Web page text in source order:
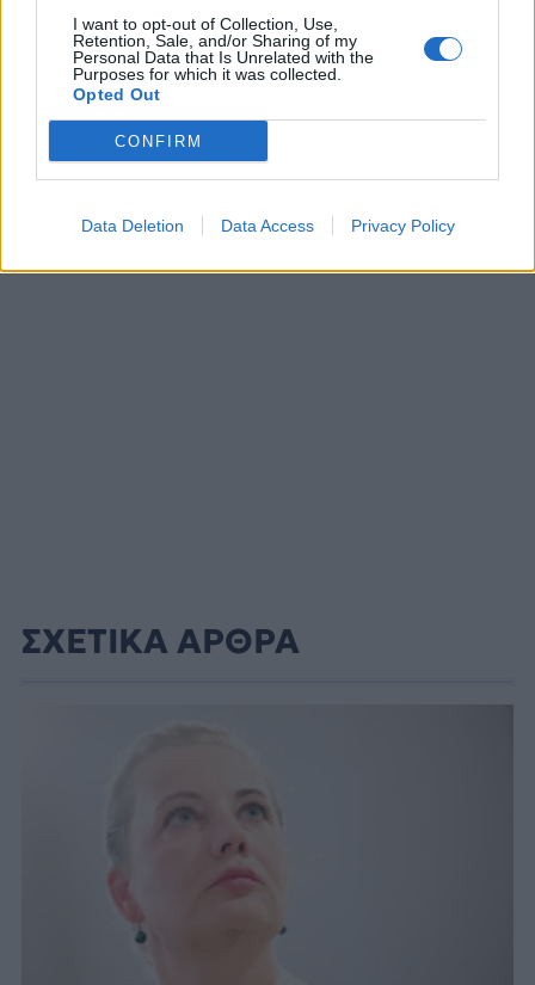
I want to opt-out of Collection, Use,
Retention, Sale, and/or Sharing of my
Personal Data that Is Unrelated with the
Purposes for which it was collected.
Opted Out
CONFIRM
Data Deletion Data Access Privacy Policy
συμφωνία: Τουρκία,
Σαουδική Αραβία και
Πακιστάν ενισχύουν τους
δεσμούς τους
στρατιωτική
αξιοποίηση της
ΔΙΑΦΗΜΙΣΗ
ΣΧΕΤΙΚΑ ΑΡΘΡΑ